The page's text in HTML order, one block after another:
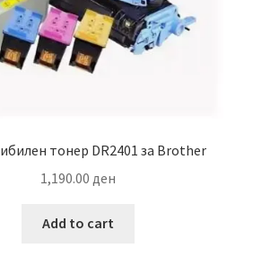
тонер DR2401 за Brother
1,190.00 ден
Add to cart